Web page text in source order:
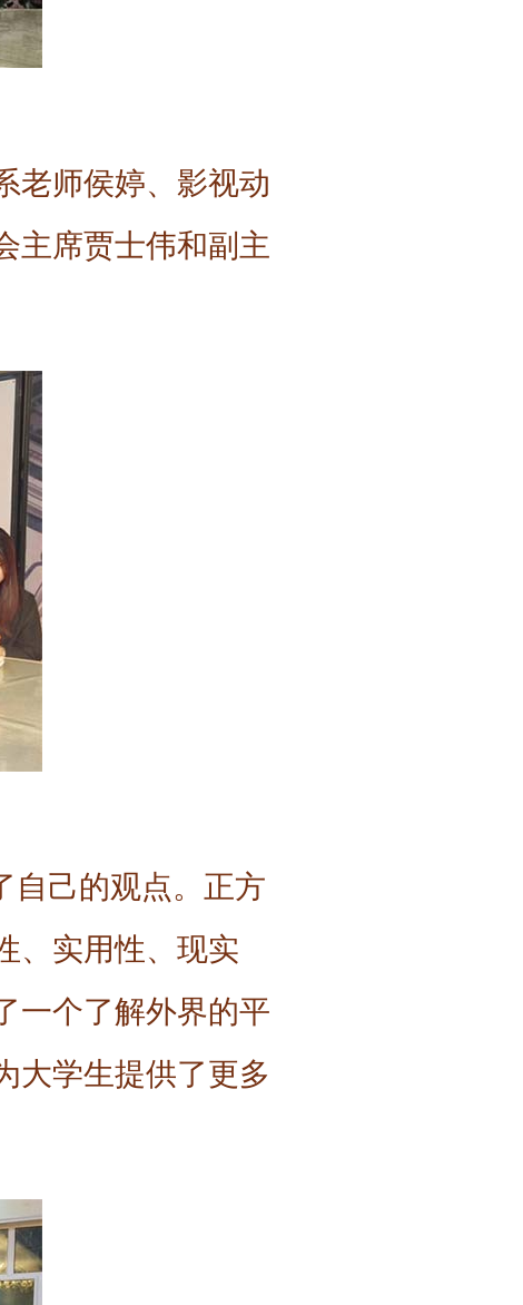
老师侯婷、影视动
主席贾士伟和副主
自己的观点。正方
、实用性、现实
一个了解外界的平
大学生提供了更多